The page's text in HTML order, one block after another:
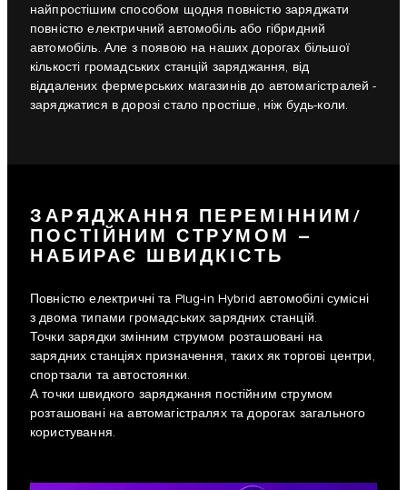
найпростішим способом щодня повністю заряджати
повністю електричний автомобіль або гібридний
автомобіль. Але з появою на наших дорогах більшої
кількості громадських станцій заряджання, від
віддалених фермерських магазинів до автомагістралей -
заряджатися в дорозі стало простіше, ніж будь-коли.
ЗАРЯДЖАННЯ ПЕРЕМІННИМ/
ПОСТІЙНИМ СТРУМОМ –
НАБИРАЄ ШВИДКІСТЬ
Повністю електричні та Plug-in Hybrid автомобілі сумісні
з двома типами громадських зарядних станцій.
Точки зарядки змінним струмом розташовані на
зарядних станціях призначення, таких як торгові центри,
спортзали та автостоянки.
А точки швидкого заряджання постійним струмом
розташовані на автомагістралях та дорогах загального
користування.